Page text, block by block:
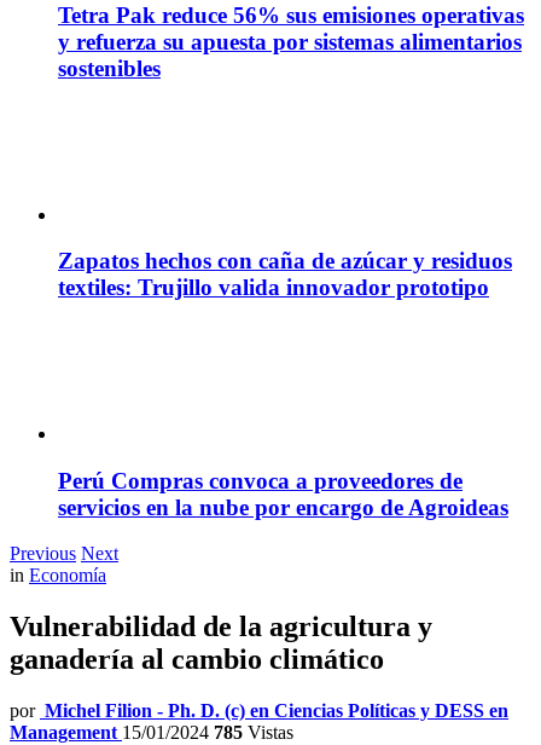
Tetra Pak reduce 56% sus emisiones operativas
y refuerza su apuesta por sistemas alimentarios
sostenibles
Zapatos hechos con caña de azúcar y residuos
textiles: Trujillo valida innovador prototipo
Perú Compras convoca a proveedores de
servicios en la nube por encargo de Agroideas
Previous Next
in Economía
Vulnerabilidad de la agricultura y
ganadería al cambio climático
por Michel Filion - Ph. D. (c) en Ciencias Políticas y DESS en
Management 15/01/2024 785 Vistas